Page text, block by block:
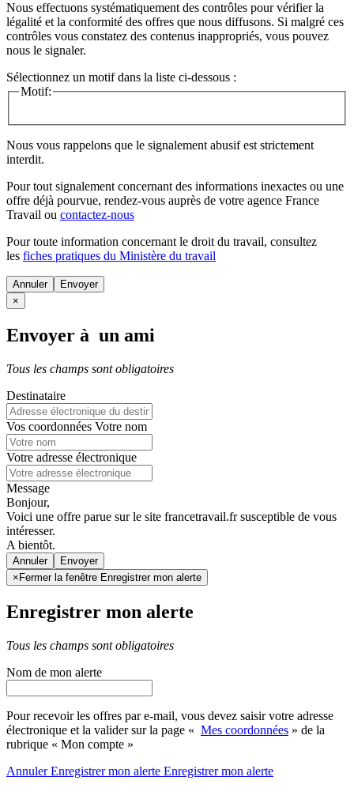
Nous effectuons systématiquement des contrôles pour vérifier la
légalité et la conformité des offres que nous diffusons. Si malgré ces
contrôles vous constatez des contenus inappropriés, vous pouvez
nous le signaler.
Sélectionnez un motif dans la liste ci-dessous :
Motif:
Nous vous rappelons que le signalement abusif est strictement
interdit.
Pour tout signalement concernant des informations inexactes ou une
offre déjà pourvue, rendez-vous auprès de votre agence France
Travail ou contactez-nous
Pour toute information concernant le droit du travail, consultez
les fiches pratiques du Ministère du travail
Annuler
×
Envoyer à un ami
Tous les champs sont obligatoires
Destinataire
Vos coordonnées Votre nom
Votre adresse électronique
Message
Bonjour,
Voici une offre parue sur le site francetravail.fr susceptible de vous
intéresser.
A bientôt.
Annuler
× Fermer la fenêtre Enregistrer mon alerte
Enregistrer mon alerte
Tous les champs sont obligatoires
Nom de mon alerte
Pour recevoir les offres par e-mail, vous devez saisir votre adresse
électronique et la valider sur la page « Mes coordonnées » de la
rubrique « Mon compte »
AnnulerEnregistrer mon alerte Enregistrermon alerte